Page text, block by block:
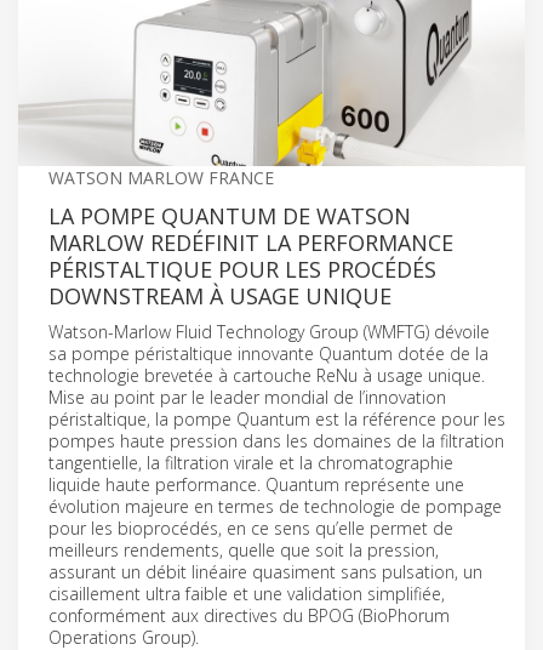
WATSON MARLOW FRANCE
LA POMPE QUANTUM DE WATSON
MARLOW REDÉFINIT LA PERFORMANCE
PÉRISTALTIQUE POUR LES PROCÉDÉS
DOWNSTREAM À USAGE UNIQUE
Watson-Marlow Fluid Technology Group (WMFTG) dévoile
sa pompe péristaltique innovante Quantum dotée de la
technologie brevetée à cartouche ReNu à usage unique.
Mise au point par le leader mondial de l’innovation
péristaltique, la pompe Quantum est la référence pour les
pompes haute pression dans les domaines de la filtration
tangentielle, la filtration virale et la chromatographie
liquide haute performance. Quantum représente une
évolution majeure en termes de technologie de pompage
pour les bioprocédés, en ce sens qu’elle permet de
meilleurs rendements, quelle que soit la pression,
assurant un débit linéaire quasiment sans pulsation, un
cisaillement ultra faible et une validation simplifiée,
conformément aux directives du BPOG (BioPhorum
Operations Group).